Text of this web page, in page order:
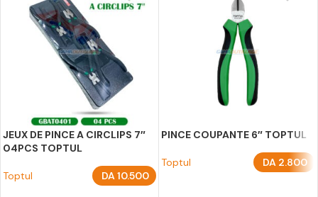
JEUX DE PINCE A CIRCLIPS 7″
04PCS TOPTUL
Toptul DA10.500
PINCE COUPANTE 6″ TOPTUL
Toptul DA 2.800